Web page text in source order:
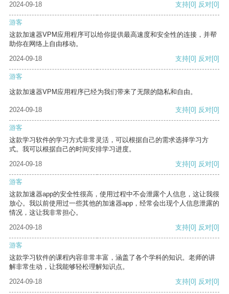
2024-09-18 支持[0] 反对[0]
游客
这款加速器VPM应用程序可以给你提供最高速度和安全性的连接，并帮
助你在网络上自由移动。
2024-09-18
支持[0] 反对[0]
游客
这款加速器VPM应用程序已经为我们带来了无限的隐私和自由。
2024-09-18 支持[0] 反对[0]
游客
这款学习软件的学习方式非常灵活，可以根据自己的需求选择学习方
式。我可以根据自己的时间安排学习进度。
2024-09-18
支持[0] 反对[0]
游客
这款加速器app的安全性很高，使用过程中不会泄露个人信息，这让我很
放心。我以前使用过一些其他的加速器app，经常会出现个人信息泄露的
情况，这让我非常担心。
2024-09-18
支持[0] 反对[0]
游客
这款学习软件的课程内容非常丰富，涵盖了各个学科的知识。老师的讲
解非常生动，让我能够轻松理解知识点。
2024-09-18
支持[0] 反对[0]